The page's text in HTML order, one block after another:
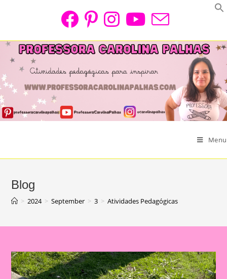
Menu
Blog
> 2024 > September > 3 > Atividades Pedagógicas